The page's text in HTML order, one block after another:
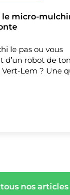
Tout refuser
le micro-
le pas ou vous
d’un robot de
Lem ? Une
nos articles